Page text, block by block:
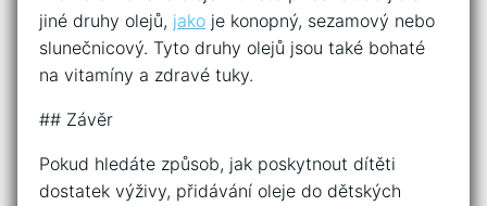
jiné druhy olejů, jako je konopný, sezamový nebo
slunečnicový. Tyto druhy olejů jsou také bohaté
na vitamíny a zdravé tuky.
## Závěr
Pokud hledáte způsob, jak poskytnout dítěti
dostatek výživy, přidávání oleje do dětských